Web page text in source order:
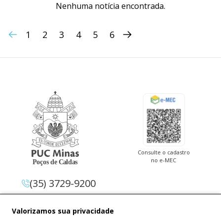
Nenhuma notícia encontrada.
1 2 3 4 5 6
Valorizamos sua privacidade
Consulte o cadastro
no e-MEC
(35) 3729-9200